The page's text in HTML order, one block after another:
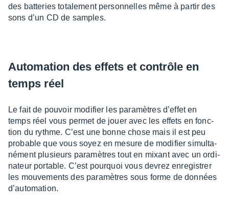
des batte­ries tota­le­ment person­nelles même à partir des
sons d’un CD de samples.
Auto­ma­tion des effets et contrôle en
temps réel
Le fait de pouvoir modi­fier les para­mètres d’ef­fet en
temps réel vous permet de jouer avec les effets en fonc­
tion du rythme. C’est une bonne chose mais il est peu
probable que vous soyez en mesure de modi­fier simul­ta­
né­ment plusieurs para­mètres tout en mixant avec un ordi­
na­teur portable. C’est pourquoi vous devrez enre­gis­trer
les mouve­ments des para­mètres sous forme de données
d’au­to­ma­tion.